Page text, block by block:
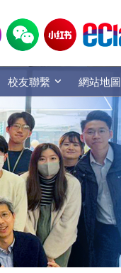
校友聯繫 網站地圖